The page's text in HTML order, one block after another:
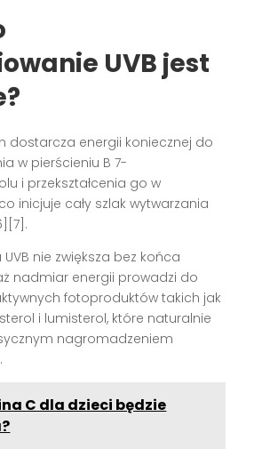
UVB jest
dostarcza energii koniecznej do
w pierścieniu B 7-
i przekształcenia go w
inicjuje cały szlak wytwarzania
nie zwiększa bez końca
nadmiar energii prowadzi do
fotoproduktów takich jak
i lumisterol, które naturalnie
nagromadzeniem
C dla dzieci będzie